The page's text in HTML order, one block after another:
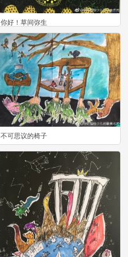
不可思议的椅子
1
你好！草间弥生 ​​​​
1